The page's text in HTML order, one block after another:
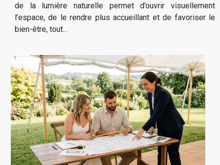
de la lumière naturelle permet d’ouvrir visuellement
l’espace, de le rendre plus accueillant et de favoriser le
bien-être, tout...